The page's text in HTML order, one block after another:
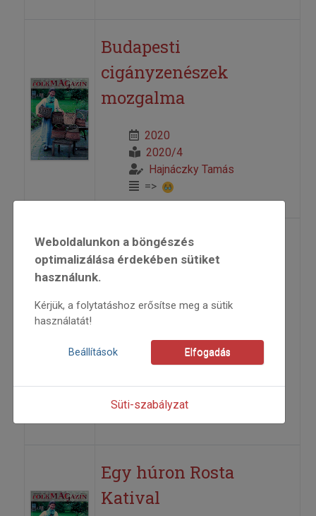
Budapesti
cigányzenészek
mozgalma
2020
2020/4
Hajnáczky Tamás
=>
Debrecenbe’ nyílik a
virág
A Pendely Énekegyüttes új albuma
2020
2020/4
Egy húron Rosta
Katival
Weboldalunkon a böngészés
optimalizálása érdekében sütiket
használunk.
Kérjük, a folytatáshoz erősítse meg a sütik
használatát!
Beállítások Elfogadás
Süti-szabályzat